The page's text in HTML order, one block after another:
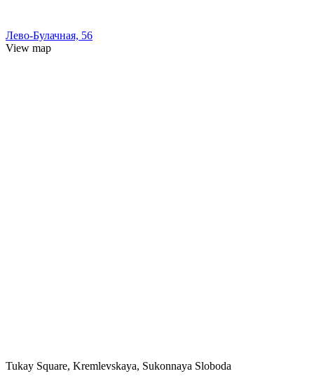
Лево-Булачная, 56
View map
Tukay Square, Kremlevskaya, Sukonnaya Sloboda